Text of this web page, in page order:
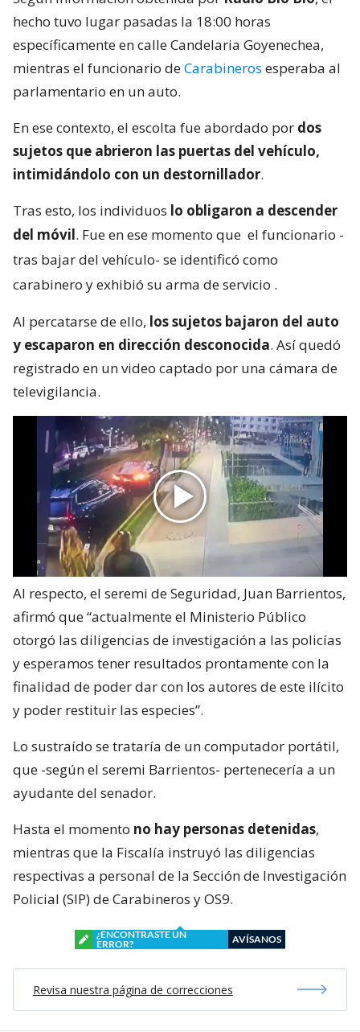
hecho tuvo lugar pasadas la 18:00 horas
específicamente en calle Candelaria Goyenechea,
mientras el funcionario deCarabineros esperaba al
parlamentario en un auto.
En ese contexto, el escolta fue abordado por dos
sujetos que abrieron las puertas del vehículo,
intimidándolo con un destornillador.
Tras esto, los individuos lo obligaron a descender
del móvil. Fue en ese momento que el funcionario -
tras bajar del vehículo- se identificó como
carabinero y exhibió su arma de servicio .
Al percatarse de ello, los sujetos bajaron del auto
y escaparon en dirección desconocida. Así quedó
registrado en un video captado por una cámara de
televigilancia.
Al respecto, el seremi de Seguridad, Juan Barrientos,
afirmó que “actualmente el Ministerio Público
otorgó las diligencias de investigación a las policías
y esperamos tener resultados prontamente con la
finalidad de poder dar con los autores de este ilícito
y poder restituir las especies”.
Lo sustraído se trataría de un computador portátil,
que -según el seremi Barrientos- pertenecería a un
ayudante del senador.
Hasta el momento no hay personas detenidas,
mientras que la Fiscalía instruyó las diligencias
respectivas a personal de la Sección de Investigación
Policial (SIP) de Carabineros y OS9.
¿ENCONTRASTE UN
ERROR?
AVÍSANOS
Revisa nuestra página de correcciones